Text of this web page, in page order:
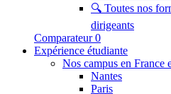
🔍 Toutes nos
dirigeants
Comparateur 0
Expérience étudiante
Nos campus en France
Nantes
Paris